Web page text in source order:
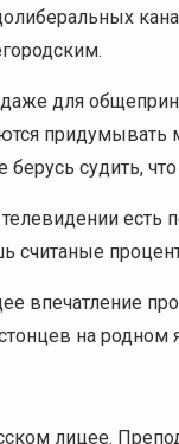
даже для
придумывать
берусь судить,
считаные
впечатление
на
лицее.